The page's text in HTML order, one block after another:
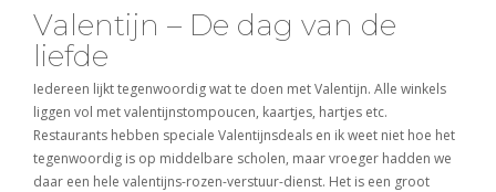
Valentijn – De dag van de
liefde
Iedereen lijkt tegenwoordig wat te doen met Valentijn. Alle winkels
liggen vol met valentijnstompoucen, kaartjes, hartjes etc.
Restaurants hebben speciale Valentijnsdeals en ik weet niet hoe het
tegenwoordig is op middelbare scholen, maar vroeger hadden we
daar een hele valentijns-rozen-verstuur-dienst. Het is een groot